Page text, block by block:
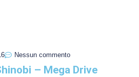
Nessun commento
– Mega Drive